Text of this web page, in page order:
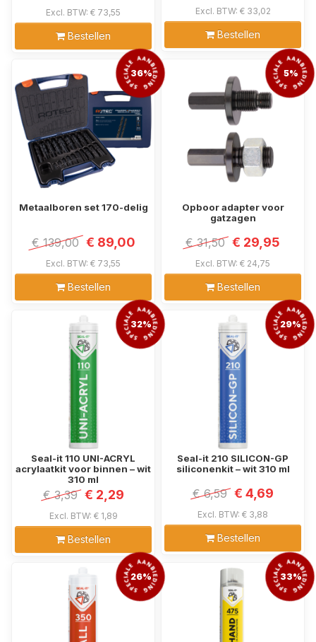
Excl. BTW: € 73,55
Bestellen
Excl. BTW: € 33,02
Bestellen
36%
Metaalboren set 170-delig
€ 139,00 € 89,00
Excl. BTW: € 73,55
Bestellen
5%
Opboor adapter voor
gatzagen
€ 31,50 € 29,95
Excl. BTW: € 24,75
Bestellen
32%
Seal-it 110 UNI-ACRYL
acrylaatkit voor binnen – wit
310 ml
€ 3,39 € 2,29
Excl. BTW: € 1,89
Bestellen
29%
Seal-it 210 SILICON-GP
siliconenkit – wit 310 ml
€ 6,59 € 4,69
Excl. BTW: € 3,88
Bestellen
26% 33%